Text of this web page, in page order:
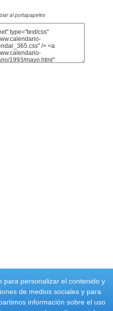
para personalizar el contenido y
de medios sociales y para
información sobre el uso
al portapapeles